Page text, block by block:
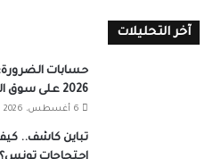
آخر التحليلات
حسابات الضرورة:
2026 على سوق العمل المصري
6 أغسطس، 2026
تباين كاشف.. كيف